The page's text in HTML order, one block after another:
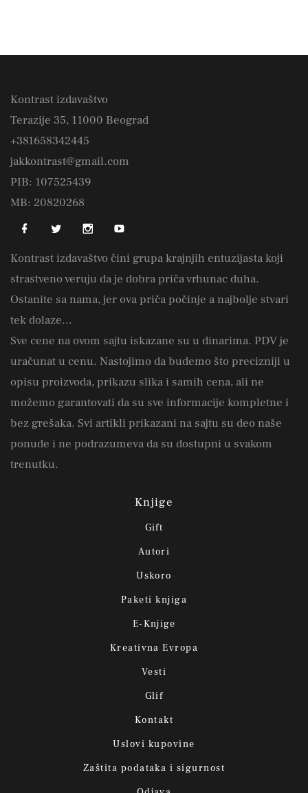
Kontrast izdavaštvo
Terazije 35, 11000 Beograd
+381658342445
jakkontrast@gmail.com
PIB: 107525439
MB: 20820268
Kontrast izdavaštvo čini grupa krajnjih entuzijasta koji
strastveno veruju da je dobra priča vrhunac duha.
Ostanite sa nama, jer ova priča počinje a najbolje stvari
tek dolaze...
Sve cene na ovom sajtu iskazane su u dinarima. PDV je
uračunat u cenu. Nastojimo da budemo što precizniji u
opisu proizvoda, prikazu slika i samih cena, ali ne
možemo garantovati da su sve informacije kompletne i
bez grešaka. Svi artikli prikazani na sajtu su deo naše
ponude i ne podrazumeva da su dostupni u svakom
trenutku.
Knjige
Gift
Autori
Uskoro
Paketi knjiga
E-Knjige
Kreativna Evropa
Vesti
Glif
Kontakt
Uslovi kupovine
Zaštita podataka i sigurnost